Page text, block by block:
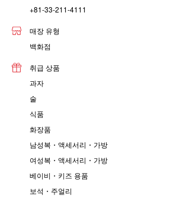
+81-33-211-4111
매장 유형
백화점
취급 상품
과자
술
식품
화장품
남성복・액세서리・가방
여성복・액세서리・가방
베이비・키즈 용품
보석・주얼리